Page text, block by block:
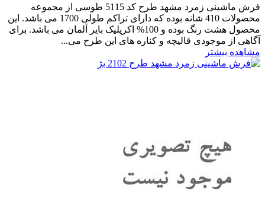
فرش ماشینی زمرد مشهد طرح کد 5115 طوسی از مجموعه
محصولات 410 شانه بوده که دارای تراکم طولی 1700 می باشد. این
محصول هشت رنگ بوده و 100% اکریلیک بایر آلمان می باشد. برای
آگاهی از موجودی قالیچه و کناره های این طرح می...
مشاهده بیشتر